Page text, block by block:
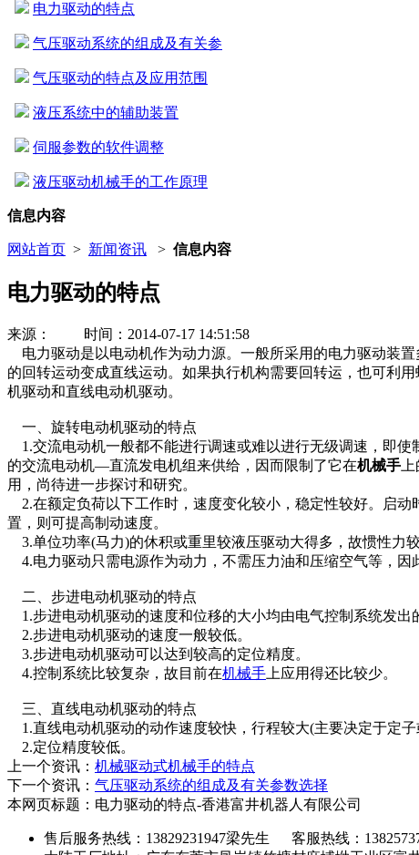
电力驱动的特点
气压驱动系统的组成及有关参
气压驱动的特点及应用范围
液压系统中的辅助装置
伺服参数的软件调整
液压驱动机械手的工作原理
信息内容
网站首页 > 新闻资讯 > 信息内容
电力驱动的特点
来源： 时间：2014-07-17 14:51:58
电力驱动是以电动机作为动力源。一般所采用的电力驱动装置
的回转运动变成直线运动。如果执行机构需要回转运，也可利
机驱动和直线电动机驱动。
一、 旋转电动机驱动的特点
1.交流电动机一般都不能进行调速或难以进行无级调速，即
的交流电动机—直流发电机组来供给，因而限制了它在机械手
用，尚待进一步探讨和研究。
2.在额定负荷以下工作时，速度变化较小，稳定性较好。启
置，则可提高制动速度。
3.单位功率(马力)的休积或重里较液压驱动大得多，故惯性力
4.电力驱动只需电源作为动力，不需压力油和压缩空气等，
二、 步进电动机驱动的特点
1.步进电动机驱动的速度和位移的大小均由电气控制系统发出
2.步进电动机驱动的速度一般较低。
3.步进电动机驱动可以达到较高的定位精度。
4.控制系统比较复杂，故目前在机械手 上应用得还比较少。
三、 直线电动机驱动的特点
1.直线电动机驱动的动作速度较快，行程较大(主要决定于定
2.定位精度较低。
上一个资讯： 机械驱动式机械手的特点
下一个资讯： 气压驱动系统的组成及有关参数选择
本网页标题：电力驱动的特点-香港富井机器人有限公司
售后服务热线：13829231947梁先生 客服热线：